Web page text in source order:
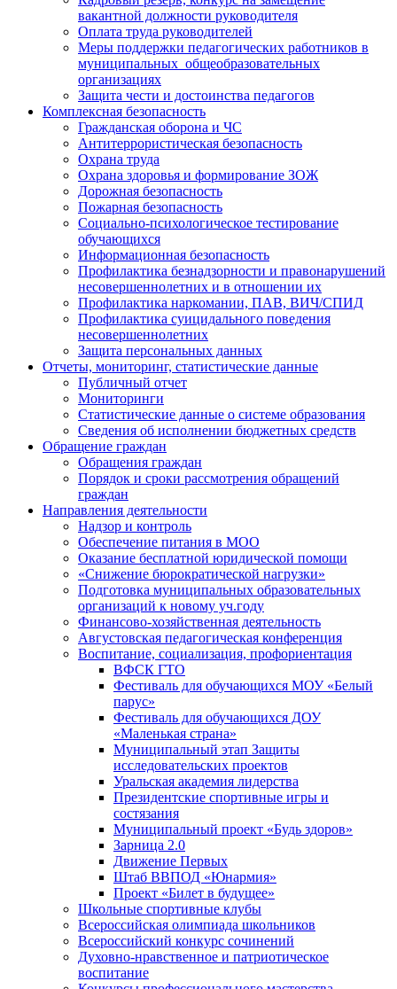
вакантной должности руководителя
Оплата труда руководителей
Меры поддержки педагогических работников в
муниципальных общеобразовательных
организациях
Защита чести и достоинства педагогов
Комплексная безопасность
Гражданская оборона и ЧС
Антитеррористическая безопасность
Охрана труда
Охрана здоровья и формирование ЗОЖ
Дорожная безопасность
Пожарная безопасность
Социально-психологическое тестирование
обучающихся
Информационная безопасность
Профилактика безнадзорности и правонарушений
несовершеннолетних и в отношении их
Профилактика наркомании, ПАВ, ВИЧ/СПИД
Профилактика суицидального поведения
несовершеннолетних
Защита персональных данных
Отчеты, мониторинг, статистические данные
Публичный отчет
Мониторинги
Статистические данные о системе образования
Сведения об исполнении бюджетных средств
Обращение граждан
Обращения граждан
Порядок и сроки рассмотрения обращений
граждан
Направления деятельности
Надзор и контроль
Обеспечение питания в МОО
Оказание бесплатной юридической помощи
«Снижение бюрократической нагрузки»
Подготовка муниципальных образовательных
организаций к новому уч.году
Финансово-хозяйственная деятельность
Августовская педагогическая конференция
Воспитание, социализация, профориентация
ВФСК ГТО
Фестиваль для обучающихся МОУ «Белый
парус»
Фестиваль для обучающихся ДОУ
«Маленькая страна»
Муниципальный этап Защиты
исследовательских проектов
Уральская академия лидерства
Президентские спортивные игры и
состязания
Муниципальный проект «Будь здоров»
Зарница 2.0
Движение Первых
Штаб ВВПОД «Юнармия»
Проект «Билет в будущее»
Школьные спортивные клубы
Всероссийская олимпиада школьников
Всероссийский конкурс сочинений
Духовно-нравственное и патриотическое
воспитание